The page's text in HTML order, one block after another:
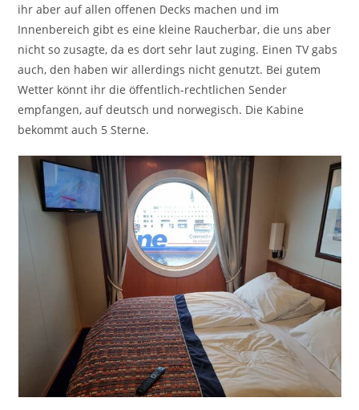
ihr aber auf allen offenen Decks machen und im
Innenbereich gibt es eine kleine Raucherbar, die uns aber
nicht so zusagte, da es dort sehr laut zuging. Einen TV gabs
auch, den haben wir allerdings nicht genutzt. Bei gutem
Wetter könnt ihr die öffentlich-rechtlichen Sender
empfangen, auf deutsch und norwegisch. Die Kabine
bekommt auch 5 Sterne.